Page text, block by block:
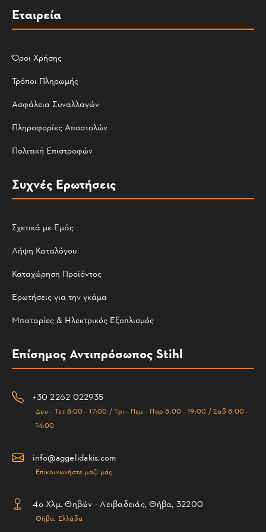
Εταιρεία
Όροι Χρήσης
Τρόποι Πληρωμής
Ασφάλεια Συναλλαγών
Πληροφορίες Αποστολών
Πολιτική Επιστροφών
Συχνές Ερωτήσεις
Σχετικά με Εμάς
Λήψη Καταλόγου
Καταχώρηση Προϊόντος
Ερωτήσεις για την γκάμα
Μπαταρίες & Ηλεκτρικός Εξοπλισμός
Επίσημος Αντιπρόσωπος Stihl
+30 2262 022935
Δευ - Τετ 8:00 - 17:00 / Τρι - Πεμ - Παρ 8:00 - 19:00 / Σαβ 8:00 -
14:00
info@aggelidakis.com
Επικοινωνήστε μαζί μας
4ο Χλμ. Θηβών - Λειβαδειάς, Θήβα, 32200
Θήβα, Ελλάδα